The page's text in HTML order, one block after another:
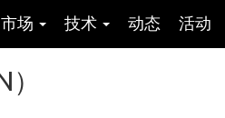
场 技术 动态 活动